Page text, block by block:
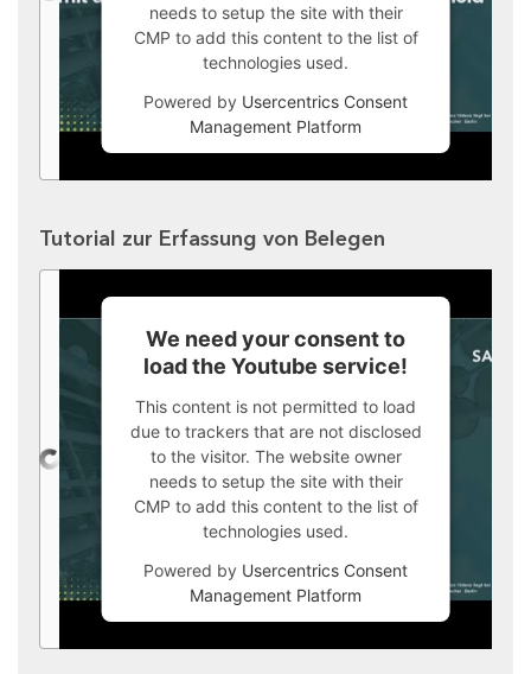
needs to setup the site with their
CMP to add this content to the list of
technologies used.
Powered by Usercentrics Consent
Management Platform
Tutorial zur Erfassung von Belegen
We need your consent to
load the Youtube service!
This content is not permitted to load
due to trackers that are not disclosed
to the visitor. The website owner
needs to setup the site with their
CMP to add this content to the list of
technologies used.
Powered by Usercentrics Consent
Management Platform